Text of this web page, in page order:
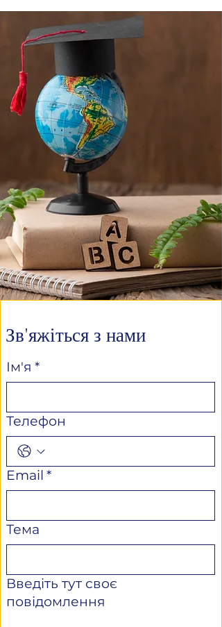
Зв'яжіться з нами
Ім'я *
Телефон
Email *
Тема
Введіть тут своє
повідомлення